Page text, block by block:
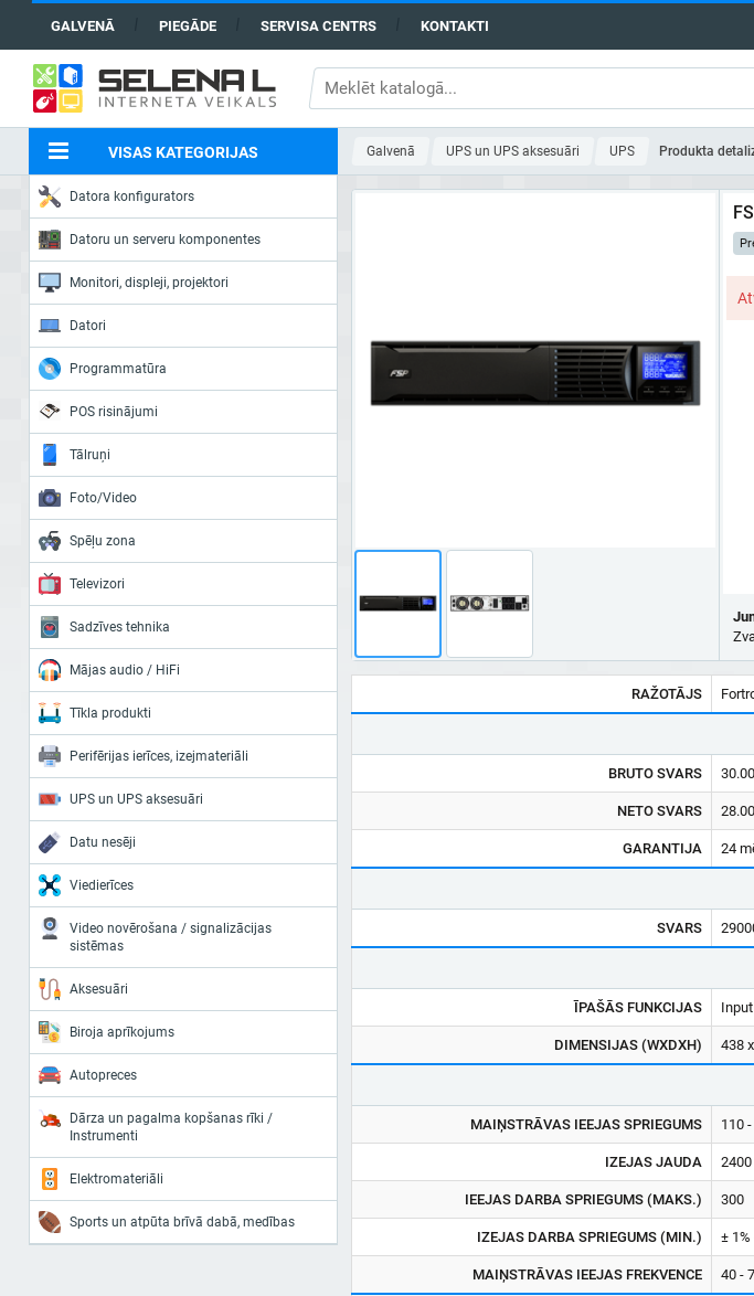
GALVENĀ PIEGĀDE SERVISA CENTRS KONTAKTI
VISAS KATEGORIJAS Galvenā UPS un UPS aksesuāri UPS Produkta
Datora konfigurators
Datoru un serveru komponentes
Monitori, displeji, projektori
Datori
Programmatūra
POS risinājumi
Tālruņi
Foto/Video
Spēļu zona
Televizori
Sadzīves tehnika
Mājas audio / HiFi
Tīkla produkti
Perifērijas ierīces, izejmateriāli
UPS un UPS aksesuāri
Datu nesēji
Viedierīces
Video novērošana / signalizācijas
sistēmas
Aksesuāri
Biroja aprīkojums
Autopreces
Dārza un pagalma kopšanas rīki /
Instrumenti
Elektromateriāli
Sports un atpūta brīvā dabā, medības
RAŽOTĀJS
BRUTO SVARS 30.00
NETO SVARS 28.00
GARANTIJA 24
SVARS
ĪPAŠĀS FUNKCIJAS
DIMENSIJAS (WXDXH) 438
MAIŅSTRĀVAS IEEJAS SPRIEGUMS 110
IZEJAS JAUDA 2400
IEEJAS DARBA SPRIEGUMS (MAKS.) 300
IZEJAS DARBA SPRIEGUMS (MIN.) ±
MAIŅSTRĀVAS IEEJAS FREKVENCE 40 -